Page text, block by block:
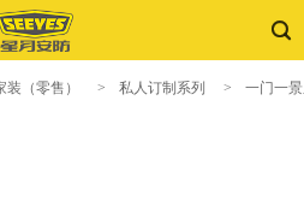
装（零售） > 私人订制系列 > 一门一